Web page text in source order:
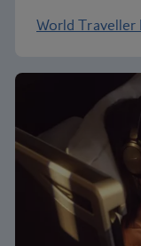
World Traveller